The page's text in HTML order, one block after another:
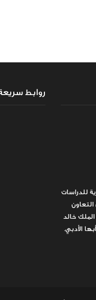
للدراسات
خالد
الأدبي.
روابط